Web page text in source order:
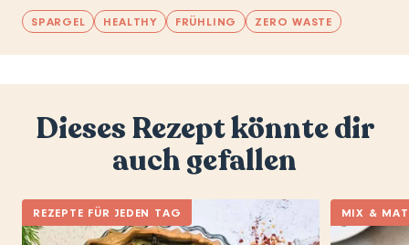
SPARGEL HEALTHY FRÜHLING ZERO WASTE
Dieses Rezept könnte dir
auch gefallen
REZEPTE FÜR JEDEN TAG MIX &